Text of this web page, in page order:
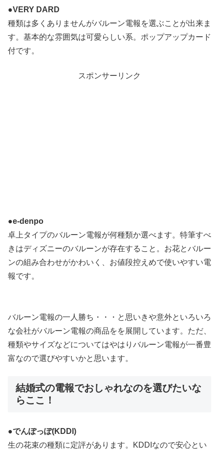
●VERY DARD
種類は多くありませんがバルーン電報を選ぶことが出来ま
す。基本的な雰囲気は可愛らしい系。ポップアップカード
付です。
スポンサーリンク
●e-denpo
卓上タイプのバルーン電報が何種類か選べます。特筆すべ
きはディズニーのバルーンが存在すること。お花とバルー
ンの組み合わせがかわいく、お値段控えめで使いやすい電
報です。
バルーン電報の一人勝ち・・・と思いきや意外といろいろ
な会社がバルーン電報の商品をを展開しています。ただ、
種類やサイズなどについてはやはりバルーン電報が一番豊
富なので選びやすいかと思います。
結婚式の電報でおしゃれなのを選びたいな
らここ！
●でんぽっぽ(KDDI)
生の花束の種類に定評があります。KDDIなので安心とい